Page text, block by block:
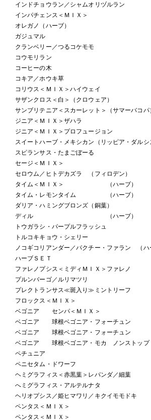
インドチョウラン／シャムオリヅルラン
インパチェンス＜ＭＩＸ＞
オレガノ（ハーブ）
ガジュマル
クランベリー／つるコケモモ
コウモリラン
コーヒーの木
コキア／ホウキ草
コリウス＜ＭＩＸ＞ハイウェイ
サザンクロス＜白＞（クロウェア）
サンブリテニア＜スカーレット＞（サマーバコパ
ジニア＜ＭＩＸ＞ザハラ
ジニア＜ＭＩＸ＞プロフュージョン
スイートハーブ・メキシカン（リッピア・ダルシ
スピランサス・たまごぼーる
セージ＜ＭＩＸ＞
セロウム／ヒトデカズラ （フィロデン）
タイム＜ＭＩＸ＞ （ハーブ）
タイム・レモンタイム （ハーブ）
ダリア・ハミングブロンズ（銅葉）
ディル （ハーブ）
トウガラシ・パープルフラッシュ
トルコキキョウ・シェリー
ノコギコリアンダー／パクチー・ファラン （ハ
ハーブＳＥＴ
ファレノプシス＜ミディＭＩＸ＞ファレノ
プルンバーゴ／ルリマツリ
プレクトランサス≪斑入り≫ミントリーフ
フロックス＜ＭＩＸ＞
ベゴニア センパ＜ＭＩＸ＞
ベゴニア 球根ベゴニア・フォーチュン
ベゴニア 球根ベゴニア・フォーチュン
ベゴニア 球根ベゴニア・モカ ノンストップ
ペチュニア
ペニセタム・ドワーフ
ヘミグラフィス＜赤黒葉＞レパンダ／細葉
へミグラフィス・アルテルナタ
ヘリオプシス／姫ヒマワリ／キクイモモドキ
ペンタス＜ＭＩＸ＞
ペンタス＜ＭＩＸ＞